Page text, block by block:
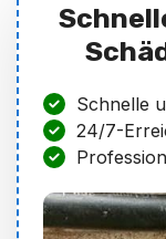
Schnelle
24/7-